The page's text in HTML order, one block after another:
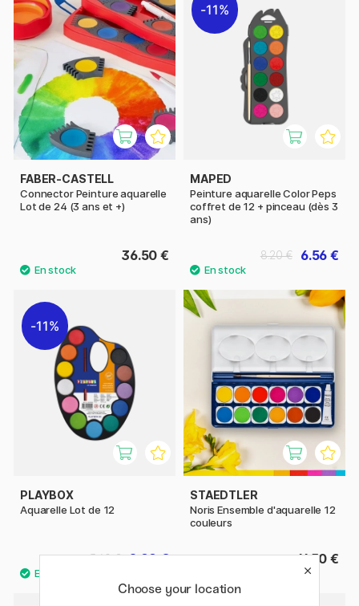
FABER-CASTELL
Connector Peinture aquarelle
Lot de 24 (3 ans et +)
36.50 €
11%
MAPED
Peinture aquarelle Color Peps
coffret de 12 + pinceau (dès 3
ans)
6.56 €
8.20 €
11%
PLAYBOX
Aquarelle Lot de 12
2.88 €
3.60 €
STAEDTLER
Noris Ensemble d'aquarelle 12
couleurs
11.50 €
Choose your location